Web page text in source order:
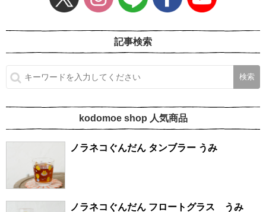
記事検索
kodomoe shop 人気商品
ノラネコぐんだん タンブラー うみ
ノラネコぐんだん フロートグラス うみ